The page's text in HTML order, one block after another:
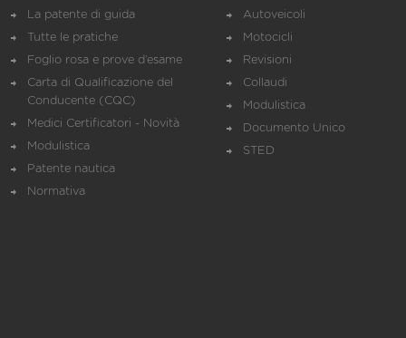
La patente di guida
Tutte le pratiche
Foglio rosa e prove d’esame
Carta di Qualificazione del
Conducente (CQC)
Medici Certificatori - Novità
Modulistica
Patente nautica
Normativa
Autoveicoli
Motocicli
Revisioni
Collaudi
Modulistica
Documento Unico
STED